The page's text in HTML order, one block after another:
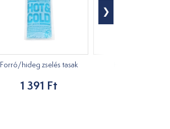
Forró/hideg zselés tasak
1 391 Ft